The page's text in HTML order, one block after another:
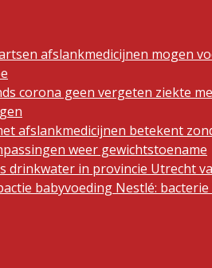
afslankmedicijnen mogen
corona geen vergeten ziekte
afslankmedicijnen betekent
weer gewichtstoename
drinkwater in provincie Utrecht
babyvoeding Nestlé: bacterie